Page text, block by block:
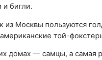
и бигли.
Москвы пользуются
той-
домах — самцы, а